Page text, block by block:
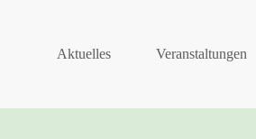
Aktuelles Veranstaltungen